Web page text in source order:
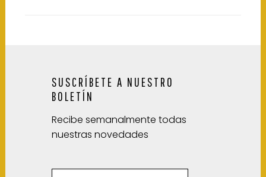
SUSCRÍBETE A NUESTRO
BOLETÍN
Recibe semanalmente todas
nuestras novedades